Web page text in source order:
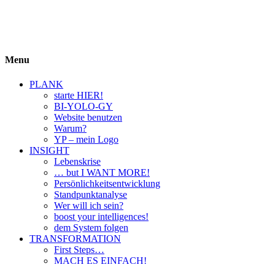
Menu
PLANK
starte HIER!
BI-YOLO-GY
Website benutzen
Warum?
YP – mein Logo
INSIGHT
Lebenskrise
… but I WANT MORE!
Persönlichkeitsentwicklung
Standpunktanalyse
Wer will ich sein?
boost your intelligences!
dem System folgen
TRANSFORMATION
First Steps…
MACH ES EINFACH!